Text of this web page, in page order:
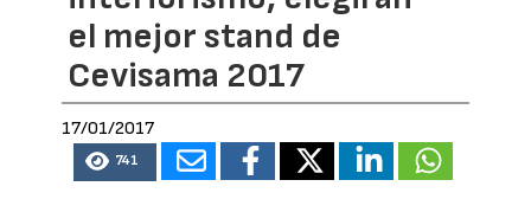
el mejor stand de
Cevisama 2017
17/01/2017
741